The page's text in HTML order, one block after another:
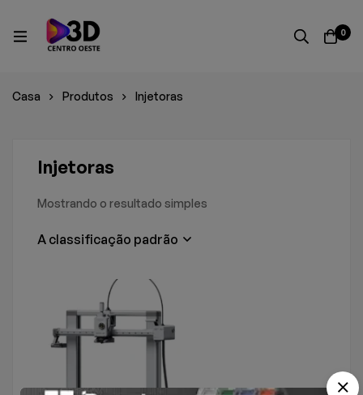
0
Casa Produtos Injetoras
Injetoras
Mostrando o resultado simples
A classificação padrão